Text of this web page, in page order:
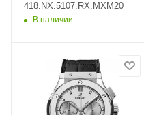
418.NX.5107.RX.MXM20
В наличии